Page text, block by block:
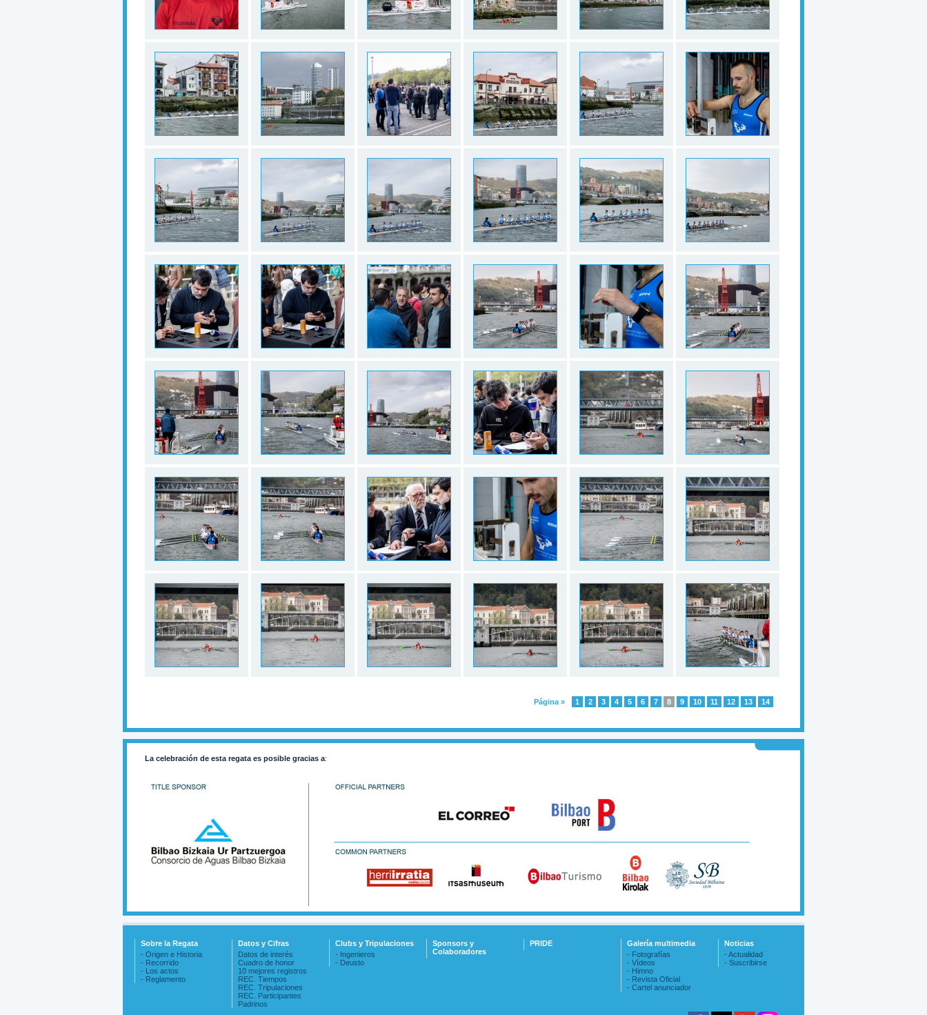
1 2 3 4 5 6 7 8 9 10 11 12 13 14
Página »
La celebración de esta regata es posible gracias a:
Sobre la Regata
- Origen e Historia
- Recorrido
- Los actos
- Reglamento
Datos y Cifras
Datos de interés
Cuadro de honor
10 mejores registros
REC. Tiempos
REC. Tripulaciones
REC. Participantes
Padrinos
Clubs y Tripulaciones
- Ingenieros
- Deusto
Sponsors y
Colaboradores
PRIDE
Galería multimedia
- Fotografías
- Vídeos
- Himno
- Revista Oficial
- Cartel anunciador
Noticias
- Actualidad
- Suscribirse